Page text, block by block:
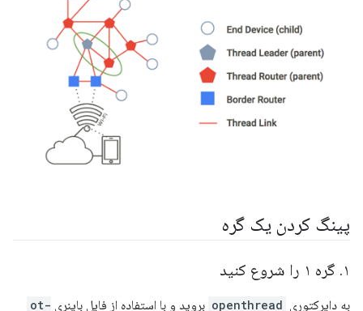
پینگ کردن یک گره
۱. گره ۱ را شروع کنید
به دایرکتوری openthread بروید و با استفاده از فایل باینری ot-